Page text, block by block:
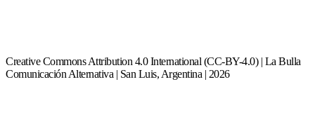
Creative Commons Attribution 4.0 International (CC-BY-4.0) | La Bulla
Comunicación Alternativa | San Luis, Argentina | 2026